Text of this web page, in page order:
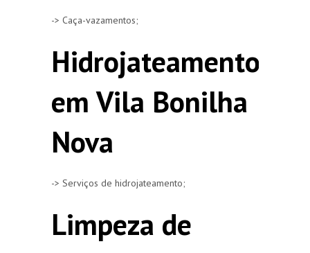
-> Caça-vazamentos;
Hidrojateamento
em Vila Bonilha
Nova
-> Serviços de hidrojateamento;
Limpeza de